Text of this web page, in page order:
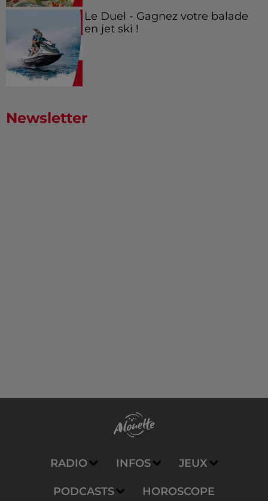
Le Duel - Gagnez votre balade
en jet ski !
Newsletter
RADIO INFOS JEUX
PODCASTS HOROSCOPE